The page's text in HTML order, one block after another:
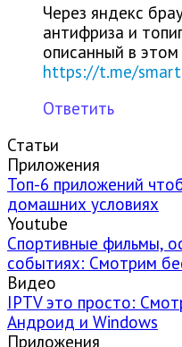
Через яндекс
антифриза и
описанный в этом
https://t.me/
Ответить
Статьи
Приложения
Топ-6 приложений
домашних условиях
Youtube
Спортивные фильмы,
событиях: Смотрим
Видео
IPTV это просто:
Андроид и Windows
Приложения